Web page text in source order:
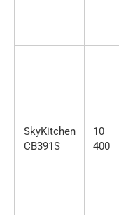
SkyKitchen
CB391S
10
400